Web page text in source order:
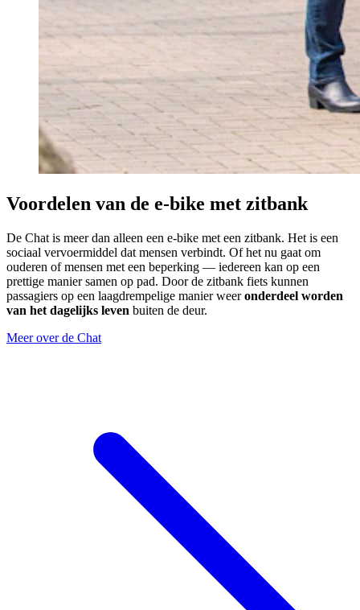
Voordelen van de e-bike met zitbank
De Chat is meer dan alleen een e-bike met een zitbank. Het is een
sociaal vervoermiddel dat mensen verbindt. Of het nu gaat om
ouderen of mensen met een beperking — iedereen kan op een
prettige manier samen op pad. Door de zitbank fiets kunnen
passagiers op een laagdrempelige manier weeronderdeel worden
van het dagelijks leven buiten de deur.
Meer over de Chat